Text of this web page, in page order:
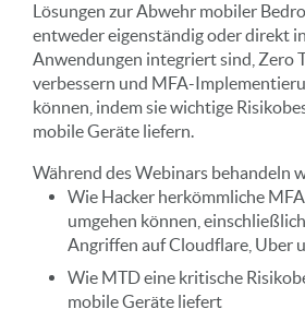
Lösungen zur Abwehr mobiler
entweder eigenständig oder direkt
Anwendungen integriert sind, Zero
verbessern und MFA-
können, indem sie wichtige
mobile Geräte liefern.
Während des Webinars behandeln
Wie Hacker herkömmliche
umgehen können,
Angriffen auf Cloudflare, Uber
Wie MTD eine kritische
mobile Geräte liefert